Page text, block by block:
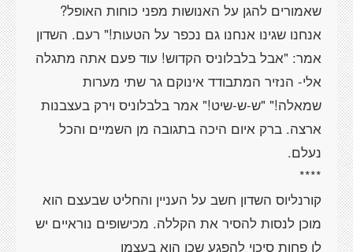
שאמורים להגן על האנושות מפני כוחות האופל?
אנחנו שגינו אנחנו גם נכפר על הטעות!" רעם. השדון
אמר: "אבל בלבלוניס הקדוש! עוד פעם אתה מתגלה
אלי- הנזיר המתבודד אינוקם גר שתי מערות
שמאלה!" "ש-ש-שיט!" אמר בלבלוניס וירק בעצבנות
ארצה. ברק איום היכה בתגובה מן השמיים והכל
קורנליוס השדון חשב על העניין והחליט שבעצם הוא
מוכן לנסות להסיר את הקללה. מכישופים נוראיים יש